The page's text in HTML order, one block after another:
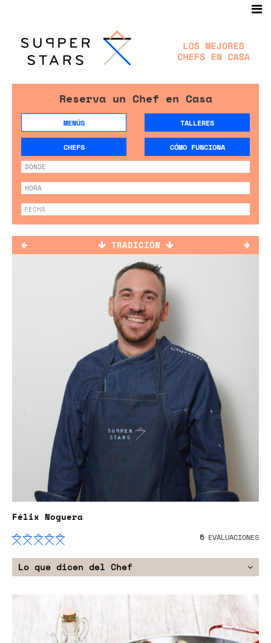
Reserva un Chef en Casa
MENÚS TALLERES
CHEFS CÓMO FUNCIONA
TRADICIÓN
Félix Noguera
5EVALUACIONES
Lo que dicen del Chef